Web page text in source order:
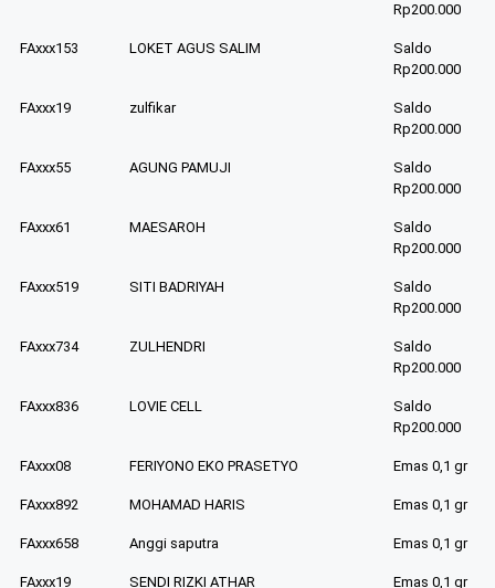
Rp200.000
FAxxx153 LOKET AGUS SALIM
Saldo
Rp200.000
FAxxx19 zulfikar
Saldo
Rp200.000
FAxxx55 AGUNG PAMUJI
Saldo
Rp200.000
FAxxx61 MAESAROH
Saldo
Rp200.000
FAxxx519 SITI BADRIYAH
Saldo
Rp200.000
FAxxx734 ZULHENDRI
Saldo
Rp200.000
FAxxx836 LOVIE CELL
Saldo
Rp200.000
FAxxx08 FERIYONO EKO PRASETYO Emas 0,1 gr
FAxxx892 MOHAMAD HARIS Emas 0,1 gr
FAxxx658 Anggi saputra Emas 0,1 gr
FAxxx19 SENDI RIZKI ATHAR Emas 0,1 gr